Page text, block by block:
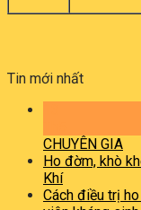
Tin mới nhất
CHUYÊN GIA
Ho đờm, khò
Khí
Cách điều trị